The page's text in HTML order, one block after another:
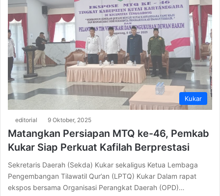
Kukar
editorial 9 Oktober, 2025
Matangkan Persiapan MTQ ke-46, Pemkab
Kukar Siap Perkuat Kafilah Berprestasi
Sekretaris Daerah (Sekda) Kukar sekaligus Ketua Lembaga
Pengembangan Tilawatil Qur’an (LPTQ) Kukar Dalam rapat
ekspos bersama Organisasi Perangkat Daerah (OPD)…